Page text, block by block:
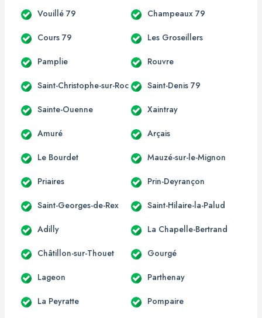
Vouillé 79 Champeaux 79
Cours 79 Les Groseillers
Pamplie Rouvre
Saint-Christophe-sur-Roc Saint-Denis 79
Sainte-Ouenne Xaintray
Amuré Arçais
Le Bourdet Mauzé-sur-le-Mignon
Priaires Prin-Deyrançon
Saint-Georges-de-Rex Saint-Hilaire-la-Palud
Adilly La Chapelle-Bertrand
Châtillon-sur-Thouet Gourgé
Lageon Parthenay
La Peyratte Pompaire